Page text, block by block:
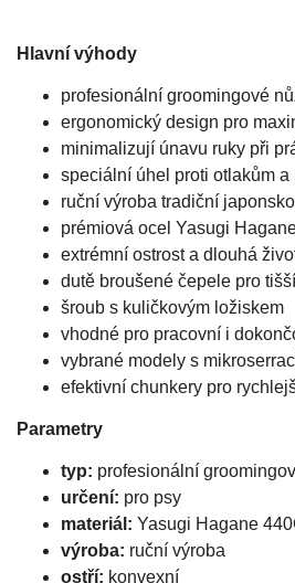
Hlavní výhody
profesionální groomingové
ergonomický design pro
minimalizují únavu ruky při
speciální úhel proti otlakům a
ruční výroba tradiční
prémiová ocel Yasugi
extrémní ostrost a dlouhá
dutě broušené čepele pro
šroub s kuličkovým ložiskem
vhodné pro pracovní i
vybrané modely s
efektivní chunkery pro
Parametry
typ: profesionální
určení: pro psy
materiál: Yasugi Hagane
výroba: ruční výroba
ostří: konvexní